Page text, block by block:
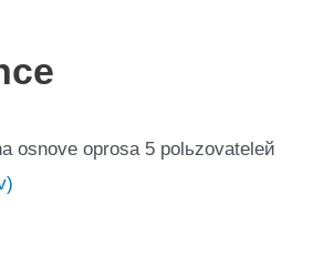
osnove oprosa 5 polьzovateleй